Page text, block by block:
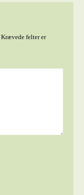
Krævede felter er